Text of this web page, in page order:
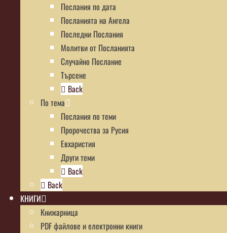
Послания по дата
Посланията на Ангела
Последни Послания
Молитви от Посланията
Случайно Послание
Търсене
Back
По тема
Послания по теми
Пророчества за Русия
Евхаристия
Други теми
Back
Back
КНИГИ
Книжарница
PDF файлове и електронни книги